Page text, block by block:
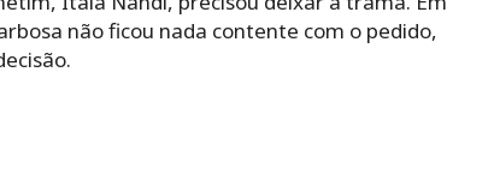
não ficou nada contente com o pedido,